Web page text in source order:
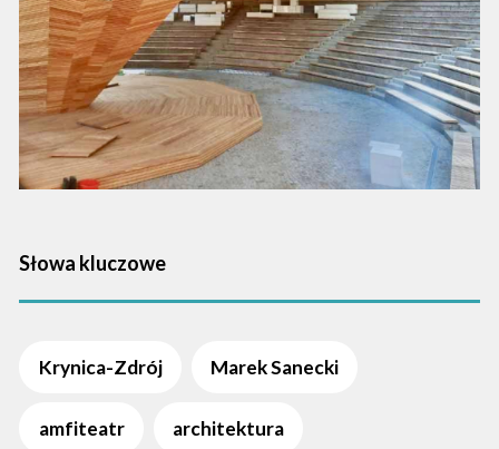
Słowa kluczowe
Krynica-Zdrój Marek Sanecki
amfiteatr architektura